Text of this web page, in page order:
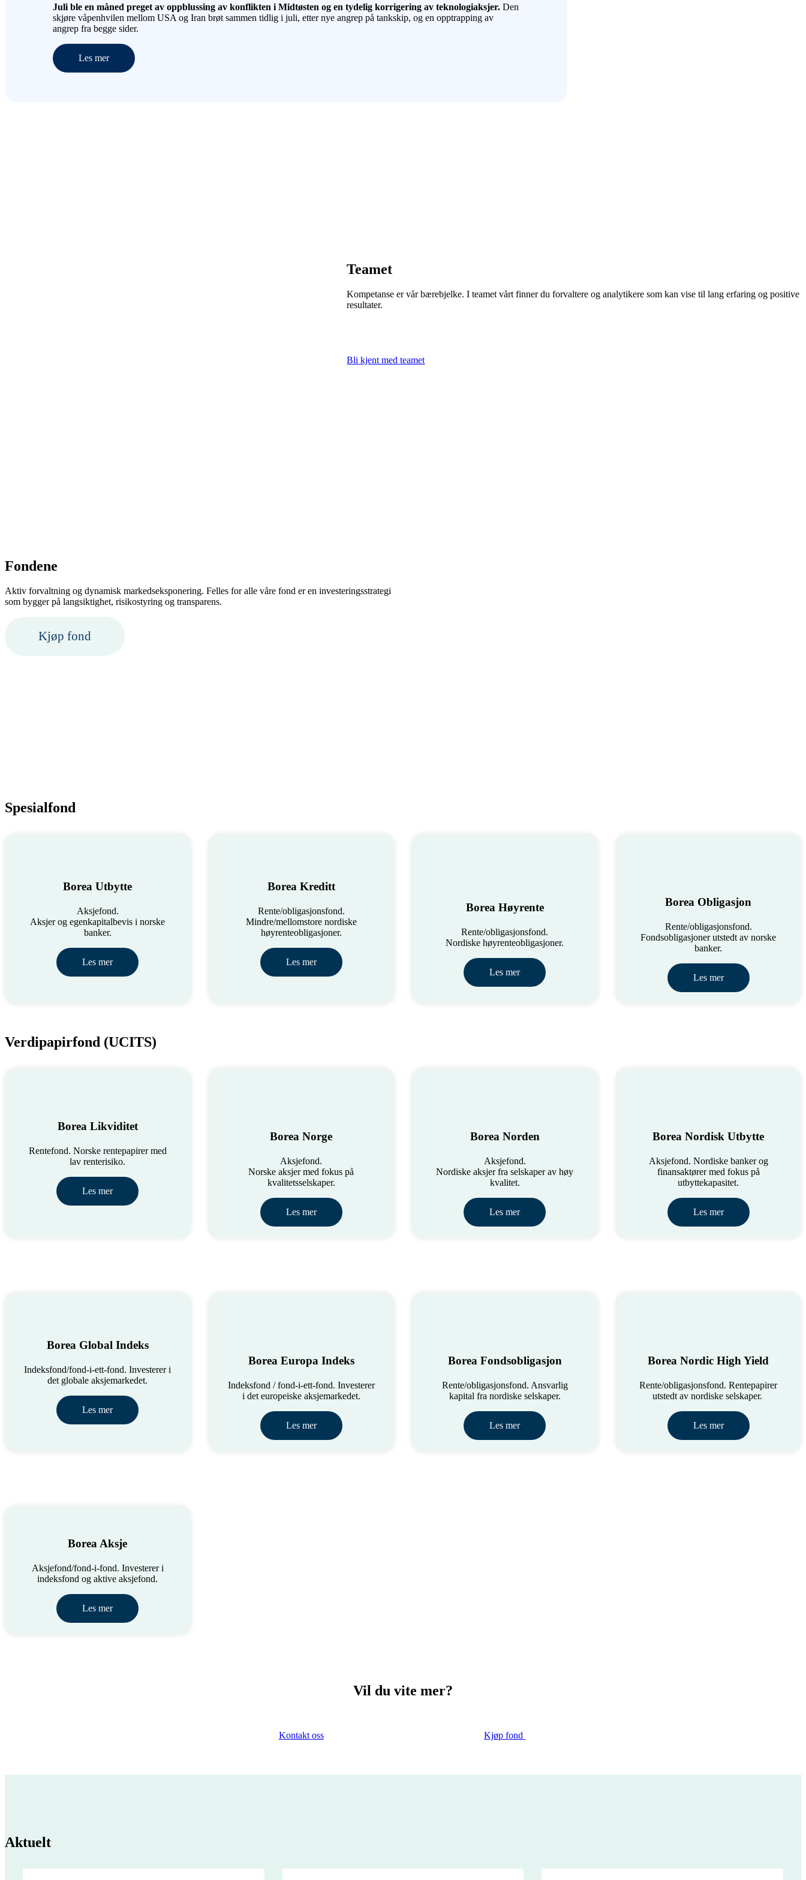
Juli ble en måned preget av oppblussing av konflikten i Midtøsten og en tydelig korrigering av teknologiaksjer. Den
skjøre våpenhvilen mellom USA og Iran brøt sammen tidlig i juli, etter nye angrep på tankskip, og en opptrapping av
angrep fra begge sider.
Les mer
Teamet
Kompetanse er vår bærebjelke. I teamet vårt finner du forvaltere og analytikere som kan vise til lang erfaring og positive
resultater.
Bli kjent med teamet
Fondene
Aktiv forvaltning og dynamisk markedseksponering. Felles for alle våre fond er en investeringsstrategi
som bygger på langsiktighet, risikostyring og transparens.
Kjøp fond
Spesialfond
Borea Utbytte
Aksjefond.
Aksjer og egenkapitalbevis i norske
banker.
Les mer
Borea Kreditt
Rente/obligasjonsfond.
Mindre/mellomstore nordiske
høyrenteobligasjoner.
Les mer
Borea Høyrente
Rente/obligasjonsfond.
Nordiske høyrenteobligasjoner.
Les mer
Borea Obligasjon
Rente/obligasjonsfond.
Fondsobligasjoner utstedt av norske
banker.
Les mer
Verdipapirfond (UCITS)
Borea Likviditet
Rentefond. Norske rentepapirer med
lav renterisiko.
Les mer
Borea Norge
Aksjefond.
Norske aksjer med fokus på
kvalitetsselskaper.
Les mer
Borea Norden
Aksjefond.
Nordiske aksjer fra selskaper av høy
kvalitet.
Les mer
Borea Nordisk Utbytte
Aksjefond. Nordiske banker og
finansaktører med fokus på
utbyttekapasitet.
Les mer
Borea Global Indeks
Indeksfond/fond-i-ett-fond. Investerer i
det globale aksjemarkedet.
Les mer
Borea Europa Indeks
Indeksfond / fond-i-ett-fond. Investerer
i det europeiske aksjemarkedet.
Les mer
Borea Fondsobligasjon
Rente/obligasjonsfond. Ansvarlig
kapital fra nordiske selskaper.
Les mer
Borea Nordic High Yield
Rente/obligasjonsfond. Rentepapirer
utstedt av nordiske selskaper.
Les mer
Borea Aksje
Aksjefond/fond-i-fond. Investerer i
indeksfond og aktive aksjefond.
Les mer
Vil du vite mer?
Kontakt oss Kjøp fond
Aktuelt